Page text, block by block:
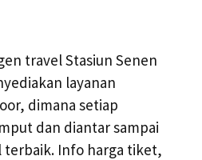
travel Stasiun Senen
layanan
dimana setiap
dan diantar sampai
terbaik. Info harga tiket,